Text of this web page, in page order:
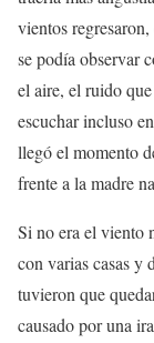
vientos
se podía observar
el aire, el ruido
escuchar incluso
llegó el momento
frente a la madre
Si no era el viento
con varias casas y
tuvieron que
causado por una